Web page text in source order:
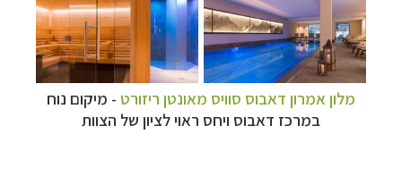
מלון אמרון דאבוס סוויס מאונטן ריזורט - מיקום נוח
במרכז דאבוס ויחס ראוי לציון של הצוות